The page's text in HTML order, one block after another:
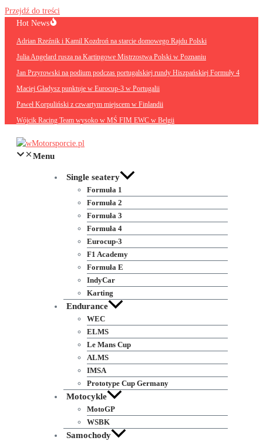
Przejdź do treści
Hot News
Adrian Rzeźnik i Kamil Kozdroń na starcie domowego Rajdu Polski
Julia Angelard rusza na Kartingowe Mistrzostwa Polski w Poznaniu
Jan Przyrowski na podium podczas portugalskiej rundy Hiszpańskiej Formuły 4
Maciej Gładysz punktuje w Eurocup-3 w Portugalii
Paweł Korpuliński z czwartym miejscem w Finlandii
Wójcik Racing Team wysoko w MŚ FIM EWC w Belgii
Menu
Single seatery
Formuła 1
Formuła 2
Formuła 3
Formuła 4
Eurocup-3
F1 Academy
Formuła E
IndyCar
Karting
Endurance
WEC
ELMS
Le Mans Cup
ALMS
IMSA
Prototype Cup Germany
Motocykle
MotoGP
WSBK
Samochody